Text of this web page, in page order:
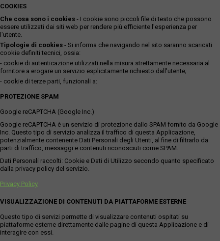
COOKIES
Che cosa sono i cookies - I cookie sono piccoli file di testo che possono
essere utilizzati dai siti web per rendere più efficiente l'esperienza per
l'utente.
Tipologie di cookies - Si informa che navigando nel sito saranno scaricati
cookie definiti tecnici, ossia:
- cookie di autenticazione utilizzati nella misura strettamente necessaria al
fornitore a erogare un servizio esplicitamente richiesto dall'utente;
- cookie di terze parti, funzionali a:
PROTEZIONE SPAM
Google reCAPTCHA (Google Inc.)
Google reCAPTCHA è un servizio di protezione dallo SPAM fornito da Google
Inc. Questo tipo di servizio analizza il traffico di questa Applicazione,
potenzialmente contenente Dati Personali degli Utenti, al fine di filtrarlo da
parti di traffico, messaggi e contenuti riconosciuti come SPAM.
Dati Personali raccolti: Cookie e Dati di Utilizzo secondo quanto specificato
dalla privacy policy del servizio.
Privacy Policy
VISUALIZZAZIONE DI CONTENUTI DA PIATTAFORME ESTERNE
Questo tipo di servizi permette di visualizzare contenuti ospitati su
piattaforme esterne direttamente dalle pagine di questa Applicazione e di
interagire con essi.